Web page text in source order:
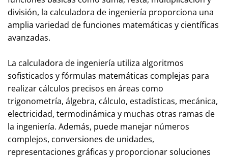
división, la calculadora de ingeniería proporciona una
amplia variedad de funciones matemáticas y científicas
avanzadas.
La calculadora de ingeniería utiliza algoritmos
sofisticados y fórmulas matemáticas complejas para
realizar cálculos precisos en áreas como
trigonometría, álgebra, cálculo, estadísticas, mecánica,
electricidad, termodinámica y muchas otras ramas de
la ingeniería. Además, puede manejar números
complejos, conversiones de unidades,
representaciones gráficas y proporcionar soluciones